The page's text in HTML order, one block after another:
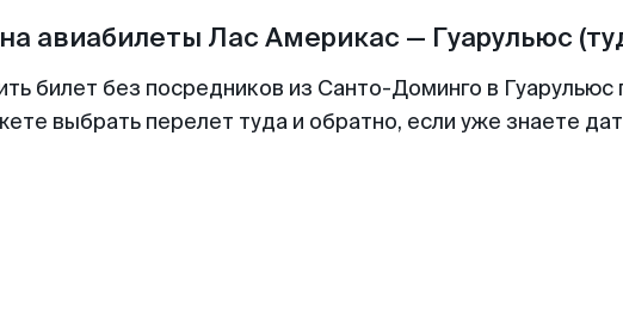
авиабилеты Лас Америкас — Гуарульюс
билет без посредников из Санто-Доминго в Гуарульюс
выбрать перелет туда и обратно, если уже знаете